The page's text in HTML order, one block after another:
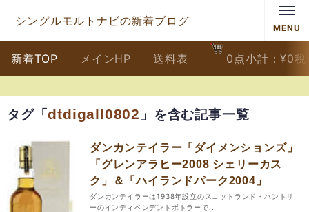
シングルモルトナビの新着ブログ
MENU
新着TOP メインHP 送料表 0 点小計：¥0税
タグ「dtdigall0802 」を含む記事一覧
ダンカンテイラー「ダイメンションズ」
「グレンアラヒー2008 シェリーカス
ク」＆「ハイランドパーク2004」
ダンカンテイラーは1938年設立のスコットランド・ハントリ
ーのインディペンデントボトラーで...